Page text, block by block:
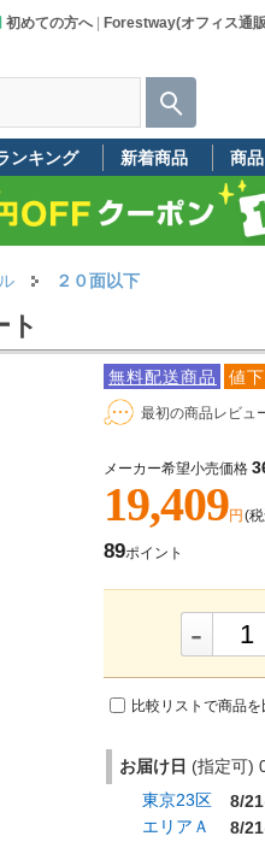
初めての方へ| Forestway(オフィス通
ンキング 新着商品 商
２０面以下
ト
無料配送商品 値
最初の商品レビュ
メーカー希望小売価格
19,409円 (
89ポイント
-
比較リストで商品
お届け日 (指定可)
東京23区
8/21
エリアＡ
8/21